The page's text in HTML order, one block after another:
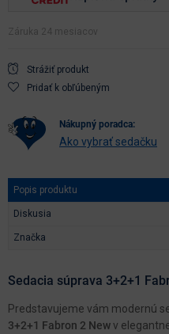
Záruka 24 mesiacov
Strážiť produkt
Pridať k obľúbeným
nákupný poradca:
Ako vybrať sedačku
Popis produktu
Diskusia
Značka
Sedacia súprava 3+2+1
Predstavujeme vám modernú
3+2+1 Fabron 2 Newv